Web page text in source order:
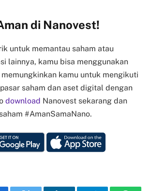
di Nanovest!
untuk memantau saham atau
lainnya, kamu bisa menggunakan
kamu untuk mengikuti
saham dan aset digital dengan
download Nanovest sekarang dan
#AmanSamaNano.